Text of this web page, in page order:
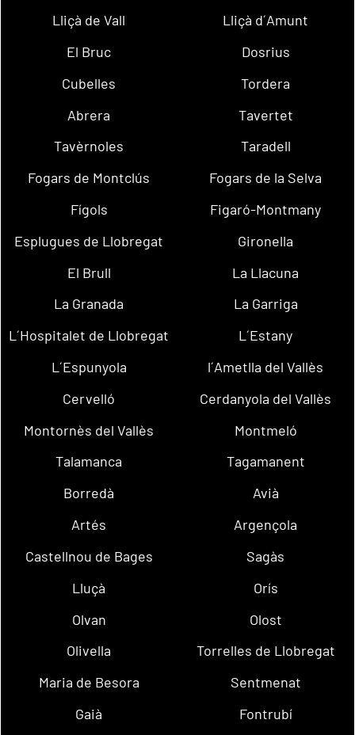
Lliçà de Vall
Lliçà d´Amunt
El Bruc
Dosrius
Cubelles
Tordera
Abrera
Tavertet
Tavèrnoles
Taradell
Fogars de Montclús
Fogars de la Selva
Fígols
Figaró-Montmany
Esplugues de Llobregat
Gironella
El Brull
La Llacuna
La Granada
La Garriga
L´Hospitalet de Llobregat
L´Estany
L´Espunyola
l´Ametlla del Vallès
Cervelló
Cerdanyola del Vallès
Montornès del Vallès
Montmeló
Talamanca
Tagamanent
Borredà
Avià
Artés
Argençola
Castellnou de Bages
Sagàs
Lluçà
Orís
Olvan
Olost
Olivella
Torrelles de Llobregat
Maria de Besora
Sentmenat
Gaià
Fontrubí